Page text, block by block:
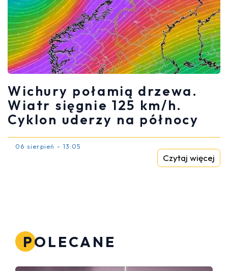
Wichury połamią drzewa.
Wiatr sięgnie 125 km/h.
Cyklon uderzy na północy
06 sierpień - 13:05
Czytaj więcej
POLECANE